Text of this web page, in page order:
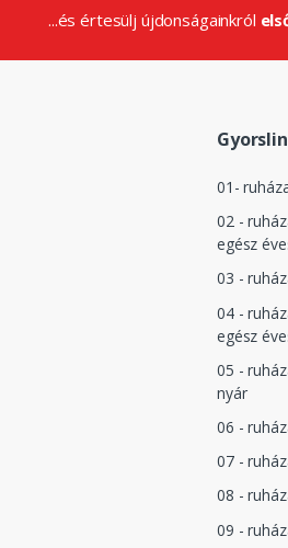
...és értesülj újdonságainkról
01-
02 -
egész
03 -
04 -
egész
05 -
nyár
06 -
07 -
08 -
09 -